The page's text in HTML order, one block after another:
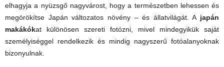
elhagyja a nyüzsgő nagyvárost, hogy a természetben lehessen és
megörökítse Japán változatos növény – és állatvilágát. A japán
makákókat különösen szereti fotózni, mivel mindegyikük saját
személyiséggel rendelkezik és mindig nagyszerű fotóalanyoknak
bizonyulnak.